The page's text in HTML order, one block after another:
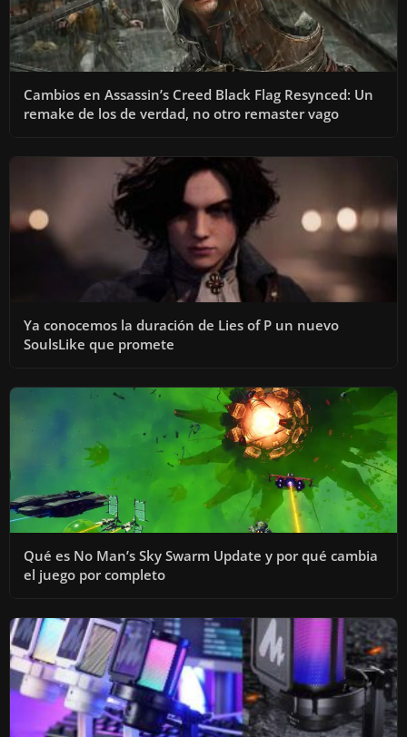
Cambios en Assassin’s Creed Black Flag Resynced: Un
remake de los de verdad, no otro remaster vago
Ya conocemos la duración de Lies of P un nuevo
SoulsLike que promete
Qué es No Man’s Sky Swarm Update y por qué cambia
el juego por completo